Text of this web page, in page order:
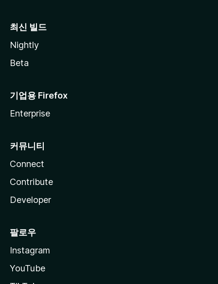
최신 빌드
Nightly
Beta
기업용 Firefox
Enterprise
커뮤니티
Connect
Contribute
Developer
팔로우
Instagram
YouTube